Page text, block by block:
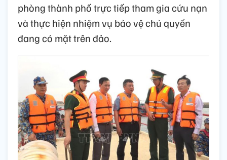
phòng thành phố trực tiếp tham gia cứu nạn
và thực hiện nhiệm vụ bảo vệ chủ quyền
đang có mặt trên đảo.